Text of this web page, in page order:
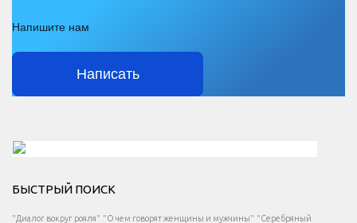
Напишите нам
Написать
Есть вопрос?
БЫСТРЫЙ ПОИСК
"Диалог вокруг рояля" "О чем говорят женщины и мужчины" "Серебряный